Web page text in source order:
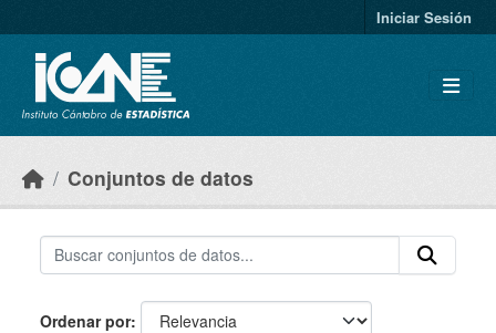
Iniciar Sesión
Conjuntos de datos
Ordenar por